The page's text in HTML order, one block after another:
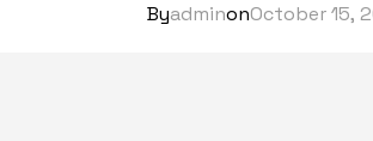
ByadminonOctober 15,